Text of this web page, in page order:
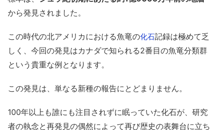
から発見されました。
この時代の北アメリカにおける魚竜の化石記録は極めて乏
しく、今回の発見はカナダで知られる2番目の魚竜分類群
という貴重な例となります。
この発見は、単なる新種の報告にとどまりません。
100年以上も誰にも注目されずに眠っていた化石が、研究
者の執念と再発見の偶然によって再び歴史の表舞台に立ち